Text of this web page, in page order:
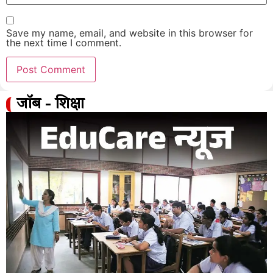
Save my name, email, and website in this browser for
the next time I comment.
जॉब - शिक्षा